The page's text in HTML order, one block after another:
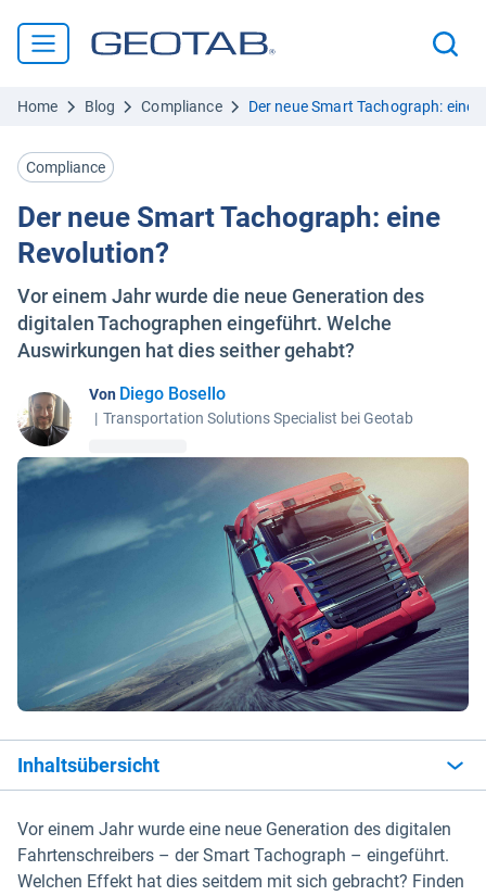
Home Blog Compliance Der neue Smart Tachograph: eine
Compliance
Der neue Smart Tachograph: eine
Revolution?
Vor einem Jahr wurde die neue Generation des
digitalen Tachographen eingeführt. Welche
Auswirkungen hat dies seither gehabt?
Von Diego Bosello
| Transportation Solutions Specialist bei Geotab
Inhaltsübersicht
Vor einem Jahr wurde eine neue Generation des digitalen
Fahrtenschreibers – der Smart Tachograph – eingeführt.
Welchen Effekt hat dies seitdem mit sich gebracht? Finden